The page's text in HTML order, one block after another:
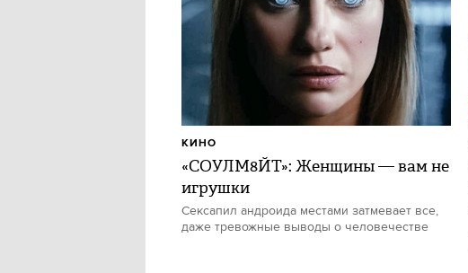
«СОУЛМ8ЙТ»: Женщины — вам не
игрушки
Сексапил андроида местами затмевает все,
даже тревожные выводы о человечестве
КИНО